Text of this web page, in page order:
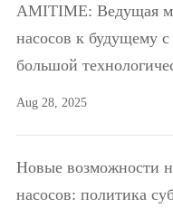
AMITIME: Ведущая
насосов к будущему
большой
Aug 28, 2025
Новые возможности
насосов: политика